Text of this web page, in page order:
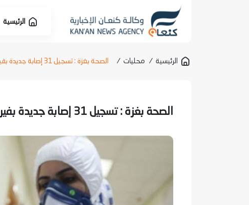
الرئيسية
الرئيسية / محليات / الصحة بغزة : تسجيل 31 إصابة جديدة بفيروس كورونا داخل قطاع غزة
الصحة بغزة : تسجيل 31 إصابة جديدة بفيروس كورونا داخل قطاع غزة